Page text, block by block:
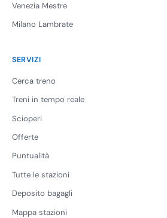
Venezia Mestre
Milano Lambrate
SERVIZI
Cerca treno
Treni in tempo reale
Scioperi
Offerte
Puntualità
Tutte le stazioni
Deposito bagagli
Mappa stazioni